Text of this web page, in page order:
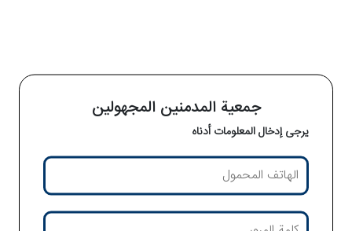
جمعية المدمنين المجهولين
يرجى إدخال المعلومات أدناه